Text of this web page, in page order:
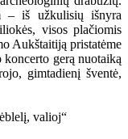
– iš užkulisių išnyra
visos plačiomis
Aukštaitiją pristatėme
gerą nuotaiką
gimtadienį šventė,